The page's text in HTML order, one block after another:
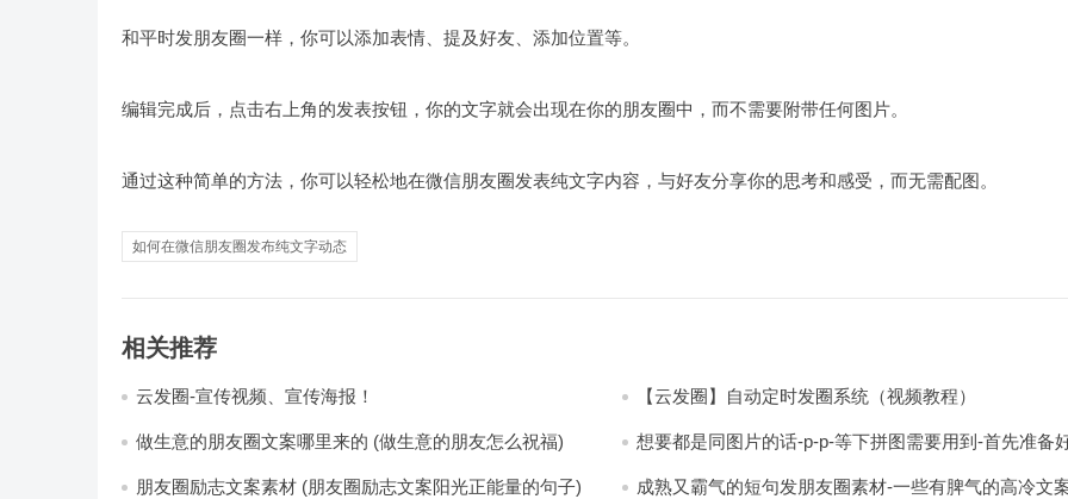
和平时发朋友圈一样，你可以添加表情、提及好友、添加位置等。
编辑完成后，点击右上角的发表按钮，你的文字就会出现在你的朋友圈中，而不需要附带任何图片。
通过这种简单的方法，你可以轻松地在微信朋友圈发表纯文字内容，与好友分享你的思考和感受，而无需配图。
如何在微信朋友圈发布纯文字动态
相关推荐
云发圈-宣传视频、宣传海报！ 【云发圈】自动定时发圈系统（视频教程）
做生意的朋友圈文案哪里来的 (做生意的朋友怎么祝福)
想要都是同图片的话-p-p-等下拼图需要用到-首先准备
片-如果想要图片都不同得话-1-p-可以准备好45张的不
朋友圈励志文案素材 (朋友圈励志文案阳光正能量的句子)
成熟又霸气的短句发朋友圈素材-一些有脾气的高冷文